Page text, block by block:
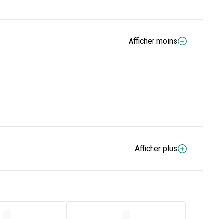
Afficher moins
Afficher plus
: hydroxypropylméthylcellulose, farine de